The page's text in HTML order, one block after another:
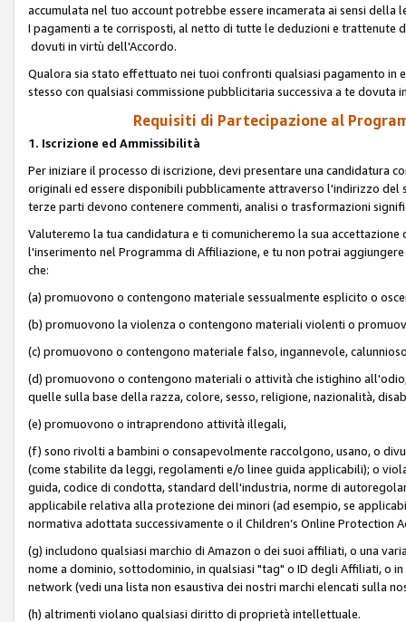
accumulata nel tuo account potrebbe essere incamerata ai sensi
I pagamenti a te corrisposti, al netto di tutte le deduzioni e trattenute
dovuti in virtù dell'Accordo.
Qualora sia stato effettuato nei tuoi confronti qualsiasi pagamento in
stesso con qualsiasi commissione pubblicitaria successiva a te dovuta
Requisiti di Partecipazione al
1. Iscrizione ed Ammissibilità
Per iniziare il processo di iscrizione, devi presentare una candidatura
originali ed essere disponibili pubblicamente attraverso l'indirizzo
terze parti devono contenere commenti, analisi o trasformazioni
Valuteremo la tua candidatura e ti comunicheremo la sua
l'inserimento nel Programma di Affiliazione, e tu non potrai
che:
(a) promuovono o contengono materiale sessualmente esplicito o
(b) promuovono la violenza o contengono materiali violenti o
(c) promuovono o contengono materiale falso, ingannevole,
(d) promuovono o contengono materiali o attività che istighino
quelle sulla base della razza, colore, sesso, religione, nazionalità,
(e) promuovono o intraprendono attività illegali,
(f) sono rivolti a bambini o consapevolmente raccolgono, usano, o
(come stabilite da leggi, regolamenti e/o linee guida applicabili); o
guida, codice di condotta, standard dell'industria, norme di
applicabile relativa alla protezione dei minori (ad esempio, se
normativa adottata successivamente o il Children’s Online Protection
(g) includono qualsiasi marchio di Amazon o dei suoi affiliati, o una
nome a dominio, sottodominio, in qualsiasi "tag" o ID degli Affiliati, o
network (vedi una lista non esaustiva dei nostri marchi elencati sulla
(h) altrimenti violano qualsiasi diritto di proprietà intellettuale.